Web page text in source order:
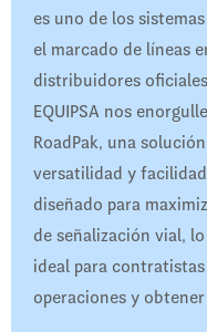
es uno de los
el marcado de líneas
distribuidores
EQUIPSA nos
RoadPak, una
versatilidad y
diseñado para
de señalización vial,
ideal para
operaciones y